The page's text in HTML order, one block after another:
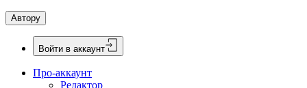
Автору
Войти в аккаунт
Про-аккаунт
Редактор